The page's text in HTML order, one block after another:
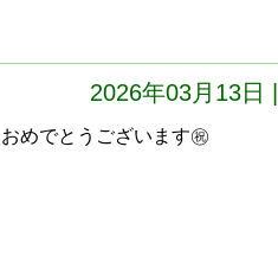
2026年03月13日
おめでとうございます㊗️